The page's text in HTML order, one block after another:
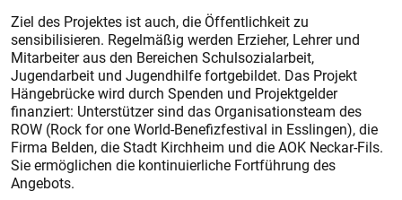
Ziel des Projektes ist auch, die Öffentlichkeit zu
sensibilisieren. Regelmäßig werden Erzieher, Lehrer und
Mitarbeiter aus den Bereichen Schulsozialarbeit,
Jugendarbeit und Jugendhilfe fortgebildet. Das Projekt
Hängebrücke wird durch Spenden und Projektgelder
finanziert: Unterstützer sind das Organisationsteam des
ROW (Rock for one World-Benefizfestival in Esslingen), die
Firma Belden, die Stadt Kirchheim und die AOK Neckar-Fils.
Sie ermöglichen die kontinuierliche Fortführung des
Angebots.